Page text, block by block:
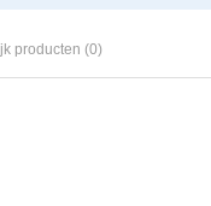
producten (0)